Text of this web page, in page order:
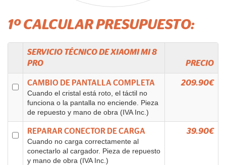
1º CALCULAR PRESUPUESTO:
SERVICIO TÉCNICO DEXIAOMIMI 8
PRO
PRECIO
CAMBIO DE PANTALLA COMPLETA
Cuando el cristal está roto, el táctil no
funciona o la pantalla no enciende. Pieza
de repuesto y mano de obra (IVA Inc.)
209.90€
REPARAR CONECTOR DE CARGA
Cuando no carga correctamente al
conectarlo al cargador. Pieza de repuesto
y mano de obra (IVA Inc.)
39.90€